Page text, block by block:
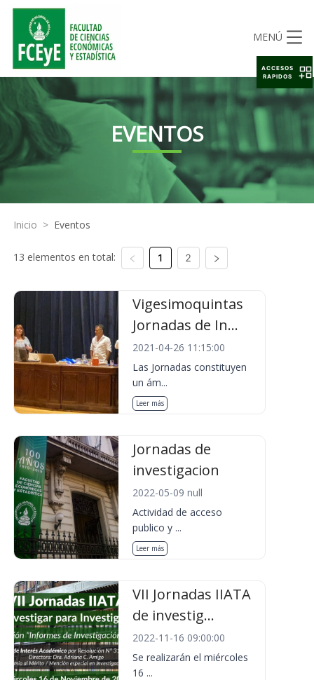
MENÚ
EVENTOS
Inicio > Eventos
13 elementos en total: 1 2
Vigesimoquintas
Jornadas de In...
2021-04-26 11:15:00
Las Jornadas constituyen
un ám...
Leer más
Jornadas de
investigacion
2022-05-09 null
Actividad de acceso
publico y ...
Leer más
VII Jornadas IIATA
de investig...
2022-11-16 09:00:00
Se realizarán el miércoles
16 ...
ACCESOS
RAPIDOS